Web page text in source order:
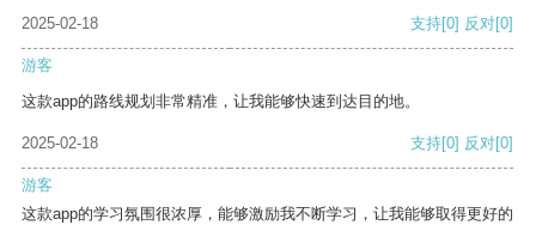
2025-02-18
支持[0] 反对[0]
游客
这款app的路线规划非常精准，让我能够快速到达目的地。
2025-02-18 支持[0] 反对[0]
游客
这款app的学习氛围很浓厚，能够激励我不断学习，让我能够取得更好的